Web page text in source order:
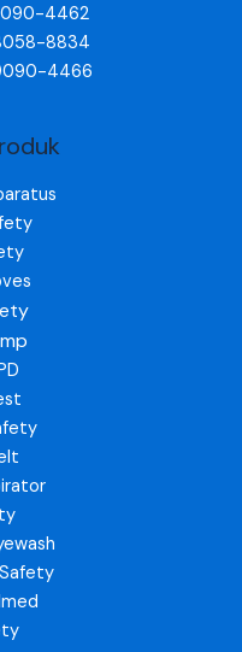
4462
8834
4466